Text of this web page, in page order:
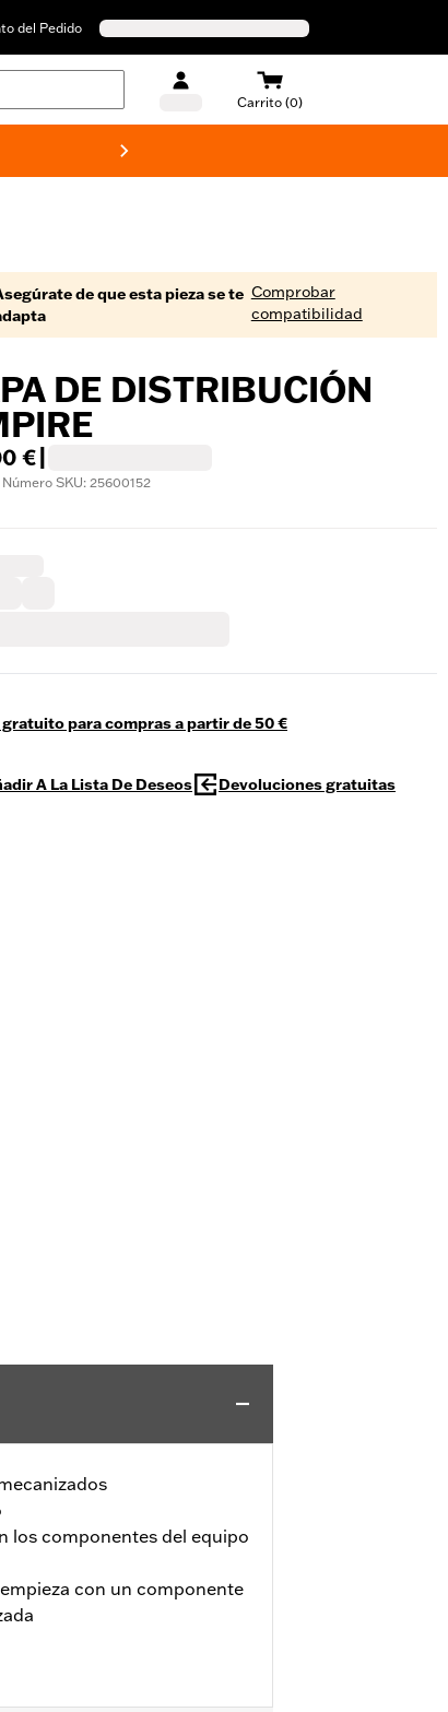
del Pedido
Carrito (0)
de que esta pieza se te Comprobar
compatibilidad
DE DISTRIBUCIÓN
€
SKU: 25600152
gratuito para compras a partir de 50 €
A La Lista De Deseos Devoluciones gratuitas
los componentes del equipo
con un componente